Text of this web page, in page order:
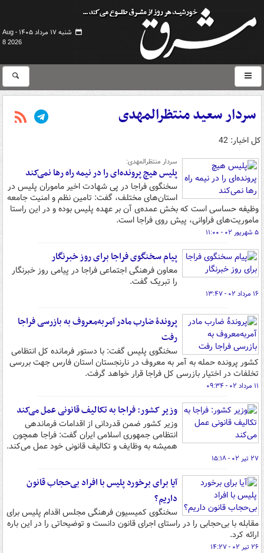
شنبه ۱۷ مرداد ۱۴۰۵ -
Aug
8 2026
سردار سعید منتظرالمهدی
کل اخبار: 42
سردار منتظرالمهدی:
پلیس هیچ پرونده‌ای را در نیمه راه رها نمی‌کند
سخنگوی فراجا در پی شهادت اخیر ماموران پلیس در
استان‌های مختلف، گفت: تامین نظم و امنیت جامعه
وظیفه حساسی است که بخش عمده‌ی آن بر عهده پلیس بوده و در این راستا
ماموریت‌های فراوانی، پیش روی فراجا است.
۵ شهریور ۰۲ - ۱۱:۰۰
پیام سخنگوی فراجا برای روز خبرنگار
معاون فرهنگی اجتماعی فراجا در پیامی روز خبرنگار
را تبریک گفت.
۱۶ مرداد ۰۲ - ۱۳:۴۷
پروندۀ ضارب مادر آمربه‌معروف به بازرسی فراجا
رفت
سخنگوی پلیس گفت: با دستور فرمانده کل انتظامی
کشور پرونده حمله به آمر به معروف در نارنجستان استان فارس جهت بررسی
تخلفات در اختیار بازرسی کل فراجا قرار خواهد گرفت.
۱۱ مرداد ۰۲ - ۰۹:۳۴
وزیر کشور: فراجا به تکالیف قانونی عمل می‌کند
وزیر کشور ضمن قدردانی از اقدامات فرماندهی
انتظامی جمهوری اسلامی ایران گفت: فراجا همچون
همیشه به وظایف و تکالیف قانونی خود عمل می‌کند.
۲۷ تیر ۰۲ - ۱۵:۱۸
آیا برای برخورد پلیس با افراد بی‌حجاب قانون
داریم؟
سخنگوی کمیسیون فرهنگی مجلس اقدام پلیس برای
مقابله با بی‌حجابی را در راستای اجرای قانون دانست و توضیحاتی را در این باره
ارائه کرد.
۲۶ تیر ۰۲ - ۱۴:۲۷